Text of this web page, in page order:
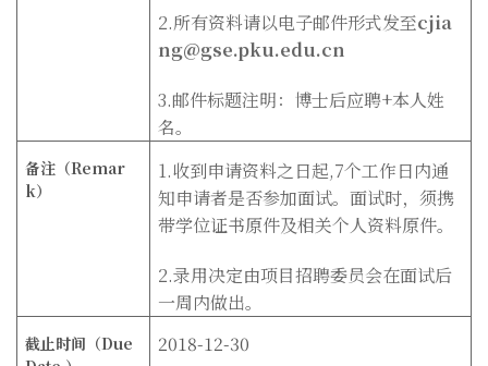
2.所有资料请以电子邮件形式发至cjia
ng@gse.pku.edu.cn
3.邮件标题注明：博士后应聘+本人姓
名。
备注（Remar
k）
1.收到申请资料之日起,7个工作日内通
知申请者是否参加面试。面试时，须携
带学位证书原件及相关个人资料原件。
2.录用决定由项目招聘委员会在面试后
一周内做出。
截止时间（Due
2018-12-30